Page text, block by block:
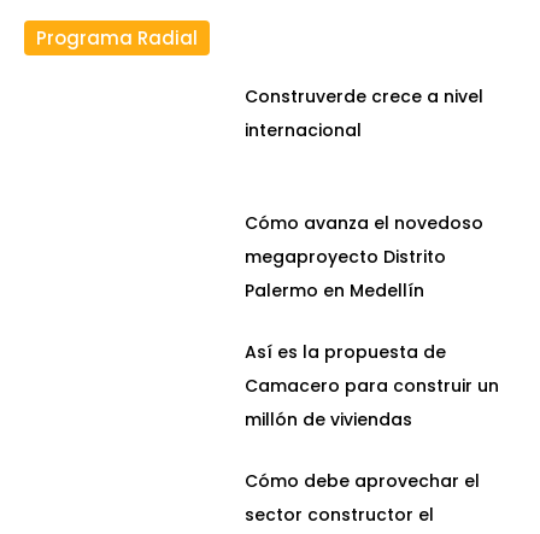
Programa Radial
Construverde crece a nivel
internacional
Cómo avanza el novedoso
megaproyecto Distrito
Palermo en Medellín
Así es la propuesta de
Camacero para construir un
millón de viviendas
Cómo debe aprovechar el
sector constructor el